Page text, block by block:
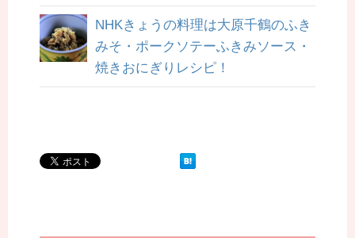
NHKきょうの料理は大原千鶴のふき
みそ・ポークソテーふきみソース・
焼きおにぎりレシピ！